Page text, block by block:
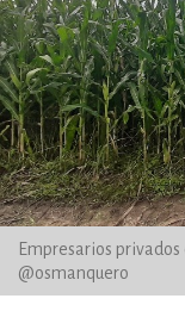
Empresarios
@osmanquero